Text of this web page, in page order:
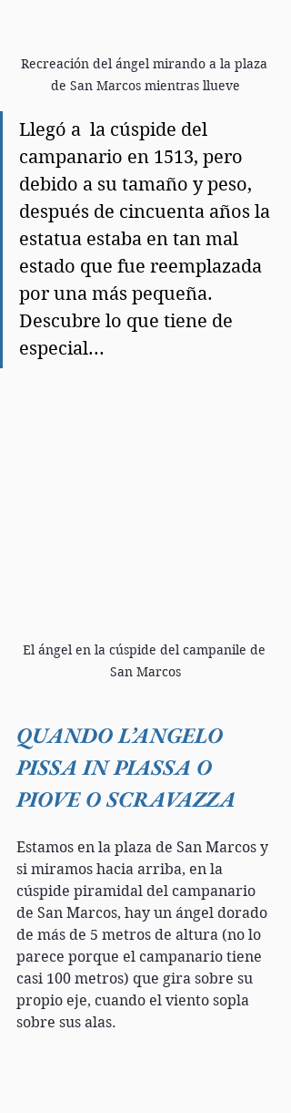
Recreación del ángel mirando a la plaza
de San Marcos mientras llueve
Llegó a  la cúspide del
campanario en 1513, pero
debido a su tamaño y peso,
después de cincuenta años la
estatua estaba en tan mal
estado que fue reemplazada
por una más pequeña.
Descubre lo que tiene de
especial...
El ángel en la cúspide del campanile de
San Marcos
QUANDO L’ANGELO
PISSA IN PIASSA O
PIOVE O SCRAVAZZA
Estamos en la plaza de San Marcos y
si miramos hacia arriba, en la
cúspide piramidal del campanario
de San Marcos, hay un ángel dorado
de más de 5 metros de altura (no lo
parece porque el campanario tiene
casi 100 metros) que gira sobre su
propio eje, cuando el viento sopla
sobre sus alas.